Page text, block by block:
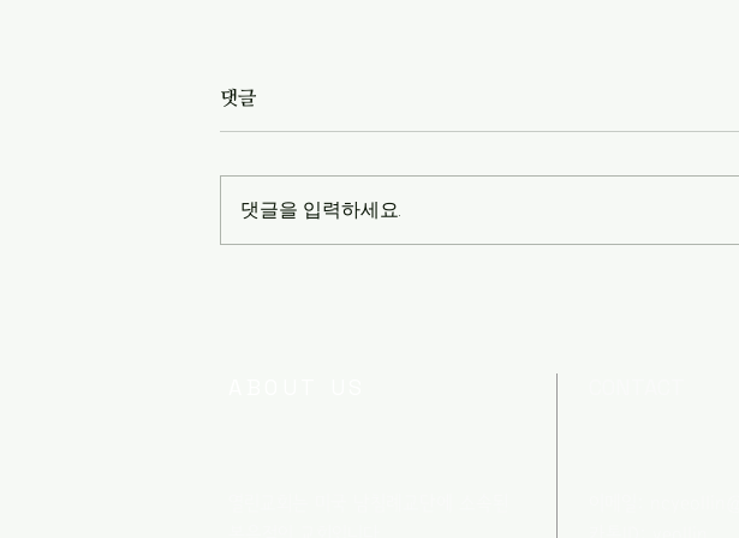
2026년 5월 8일
댓글
댓글을 입력하세요.